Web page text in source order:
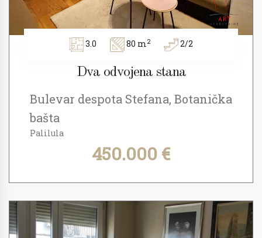
3.0 80 m2 2/2
Dva odvojena stana
Bulevar despota Stefana, Botanička
bašta
Palilula
450.000 €